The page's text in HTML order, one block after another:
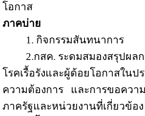
โอกาส
ภาคบ่าย
1. กิจกรรมสันทนาการ
2.กสค. ระดมสมองสรุปผล
โรคเรื้อรังและผู้ด้อยโอกาสใน
ความต้องการ
และการขอควา
ภาครัฐและหน่วยงานที่เกี่ยวข้อง